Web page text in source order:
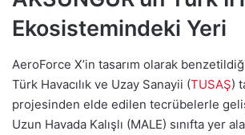
Ekosistemindeki Yeri
AeroForce X’in tasarım olarak
Türk Havacılık ve Uzay Sanayii (TUSAŞ)
projesinden elde edilen tecrübelerle
Uzun Havada Kalışlı (MALE) sınıfta yer